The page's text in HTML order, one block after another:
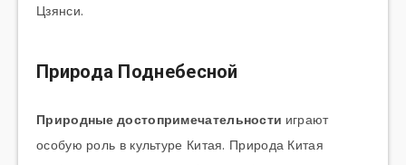
Цзянси.
Природа Поднебесной
Природные достопримечательности играют
особую роль в культуре Китая. Природа Китая